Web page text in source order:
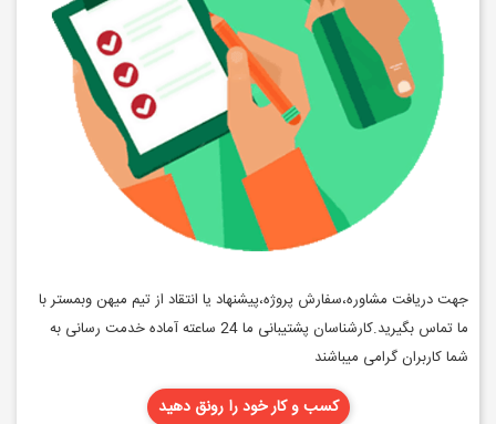
جهت دریافت مشاوره،سفارش پروژه،پیشنهاد یا انتقاد از تیم میهن وبمستر با
ما تماس بگیرید.کارشناسان پشتیبانی ما 24 ساعته آماده خدمت رسانی به
شما کاربران گرامی میباشند
کسب و کار خود را رونق دهید